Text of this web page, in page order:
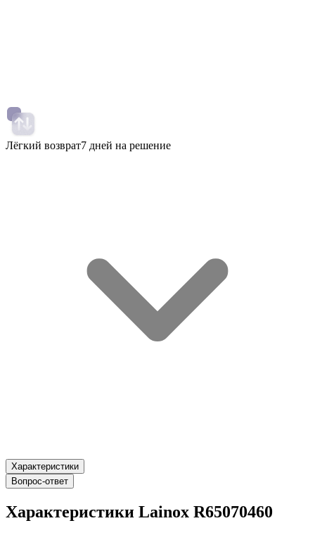
Лёгкий возврат7 дней на решение
Характеристики
Вопрос-ответ
Характеристики Lainox R65070460